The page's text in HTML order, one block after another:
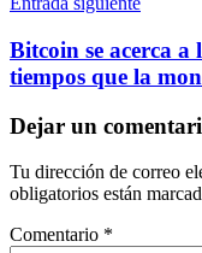
Bitcoin se acerca a
tiempos que la
Dejar un
Tu dirección de correo
obligatorios están
Comentario *